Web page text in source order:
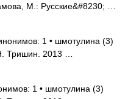
М.: Русские&#8230; …
1 • шмотулина (3)
Тришин. 2013 …
1 • шмотулина (3)